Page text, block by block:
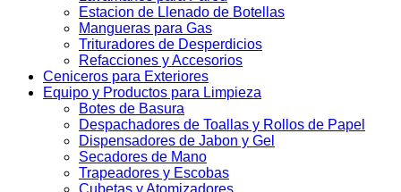
Estacion de Llenado de Botellas
Mangueras para Gas
Trituradores de Desperdicios
Refacciones y Accesorios
Ceniceros para Exteriores
Equipo y Productos para Limpieza
Botes de Basura
Despachadores de Toallas y Rollos de Papel
Dispensadores de Jabon y Gel
Secadores de Mano
Trapeadores y Escobas
Cubetas y Atomizadores